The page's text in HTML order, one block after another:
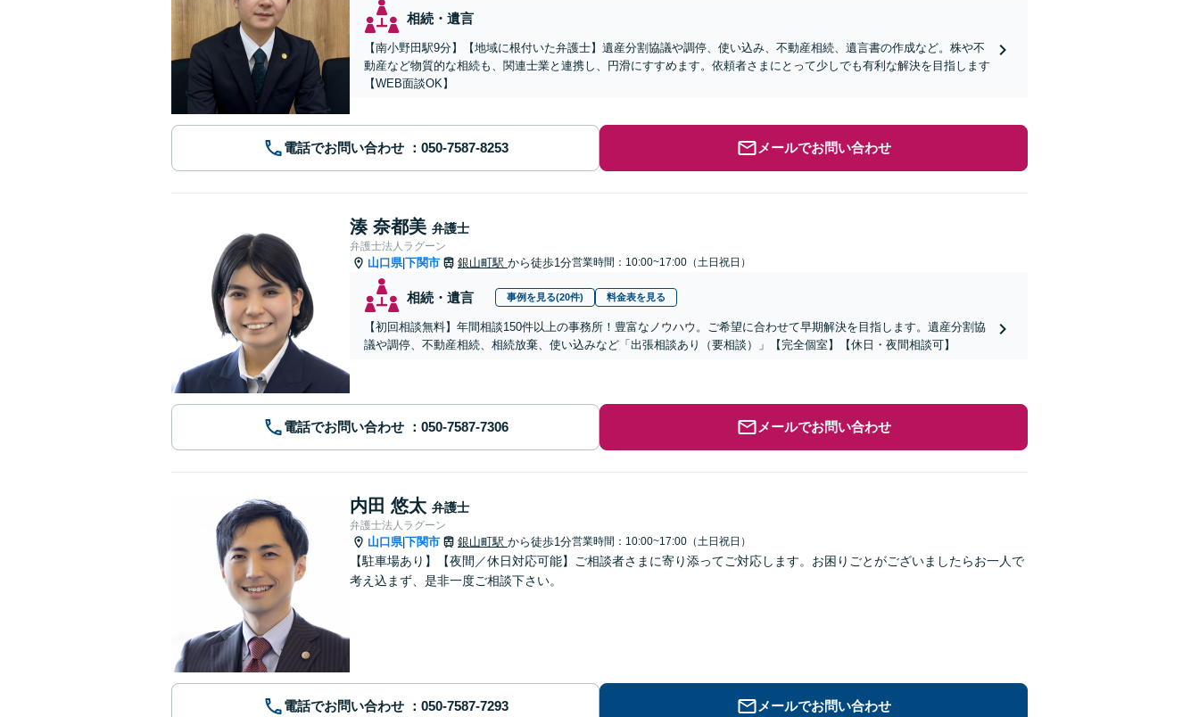
相続・遺言
【南小野田駅9分】【地域に根付いた弁護士】遺産分割協議や調停、使い込み、不動産相続、遺言書の作成など。株や不
動産など物質的な相続も、関連士業と連携し、円滑にすすめます。依頼者さまにとって少しでも有利な解決を目指します
【WEB面談OK】
電話でお問い合わせ メールでお問い合わせ
湊 奈都美 弁護士
弁護士法人ラグーン
山口県|下関市 銀山町駅 から徒歩1分営業時間：10:00~17:00（土日祝日）
相続・遺言 事例を見る(20件) 料金表を見る
【初回相談無料】年間相談150件以上の事務所！豊富なノウハウ。ご希望に合わせて早期解決を目指します。遺産分割協
議や調停、不動産相続、相続放棄、使い込みなど「出張相談あり（要相談）」【完全個室】【休日・夜間相談可】
電話でお問い合わせ メールでお問い合わせ
内田 悠太 弁護士
弁護士法人ラグーン
山口県|下関市 銀山町駅 から徒歩1分営業時間：10:00~17:00（土日祝日）
【駐車場あり】【夜間／休日対応可能】ご相談者さまに寄り添ってご対応します。お困りごとがございましたらお一人で
考え込まず、是非一度ご相談下さい。
電話でお問い合わせ メールでお問い合わせ